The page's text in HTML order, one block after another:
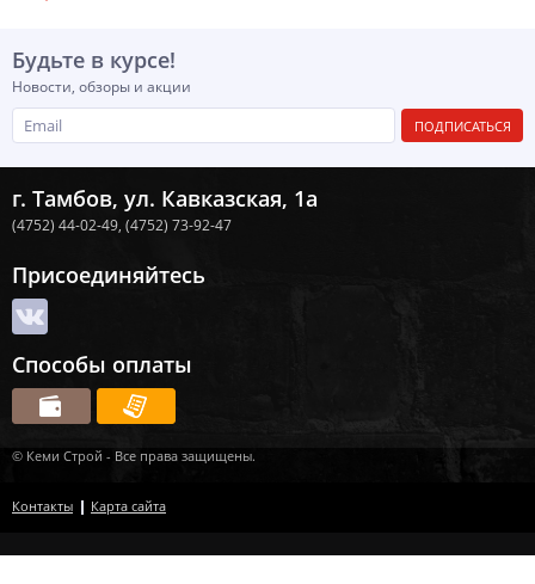
Будьте в курсе!
Новости, обзоры и акции
ПОДПИСАТЬСЯ
г. Тамбов, ул. Кавказская, 1а
(4752) 44-02-49, (4752) 73-92-47
Присоединяйтесь
Способы оплаты
© Кеми Строй - Все права защищены.
Контакты Карта сайта